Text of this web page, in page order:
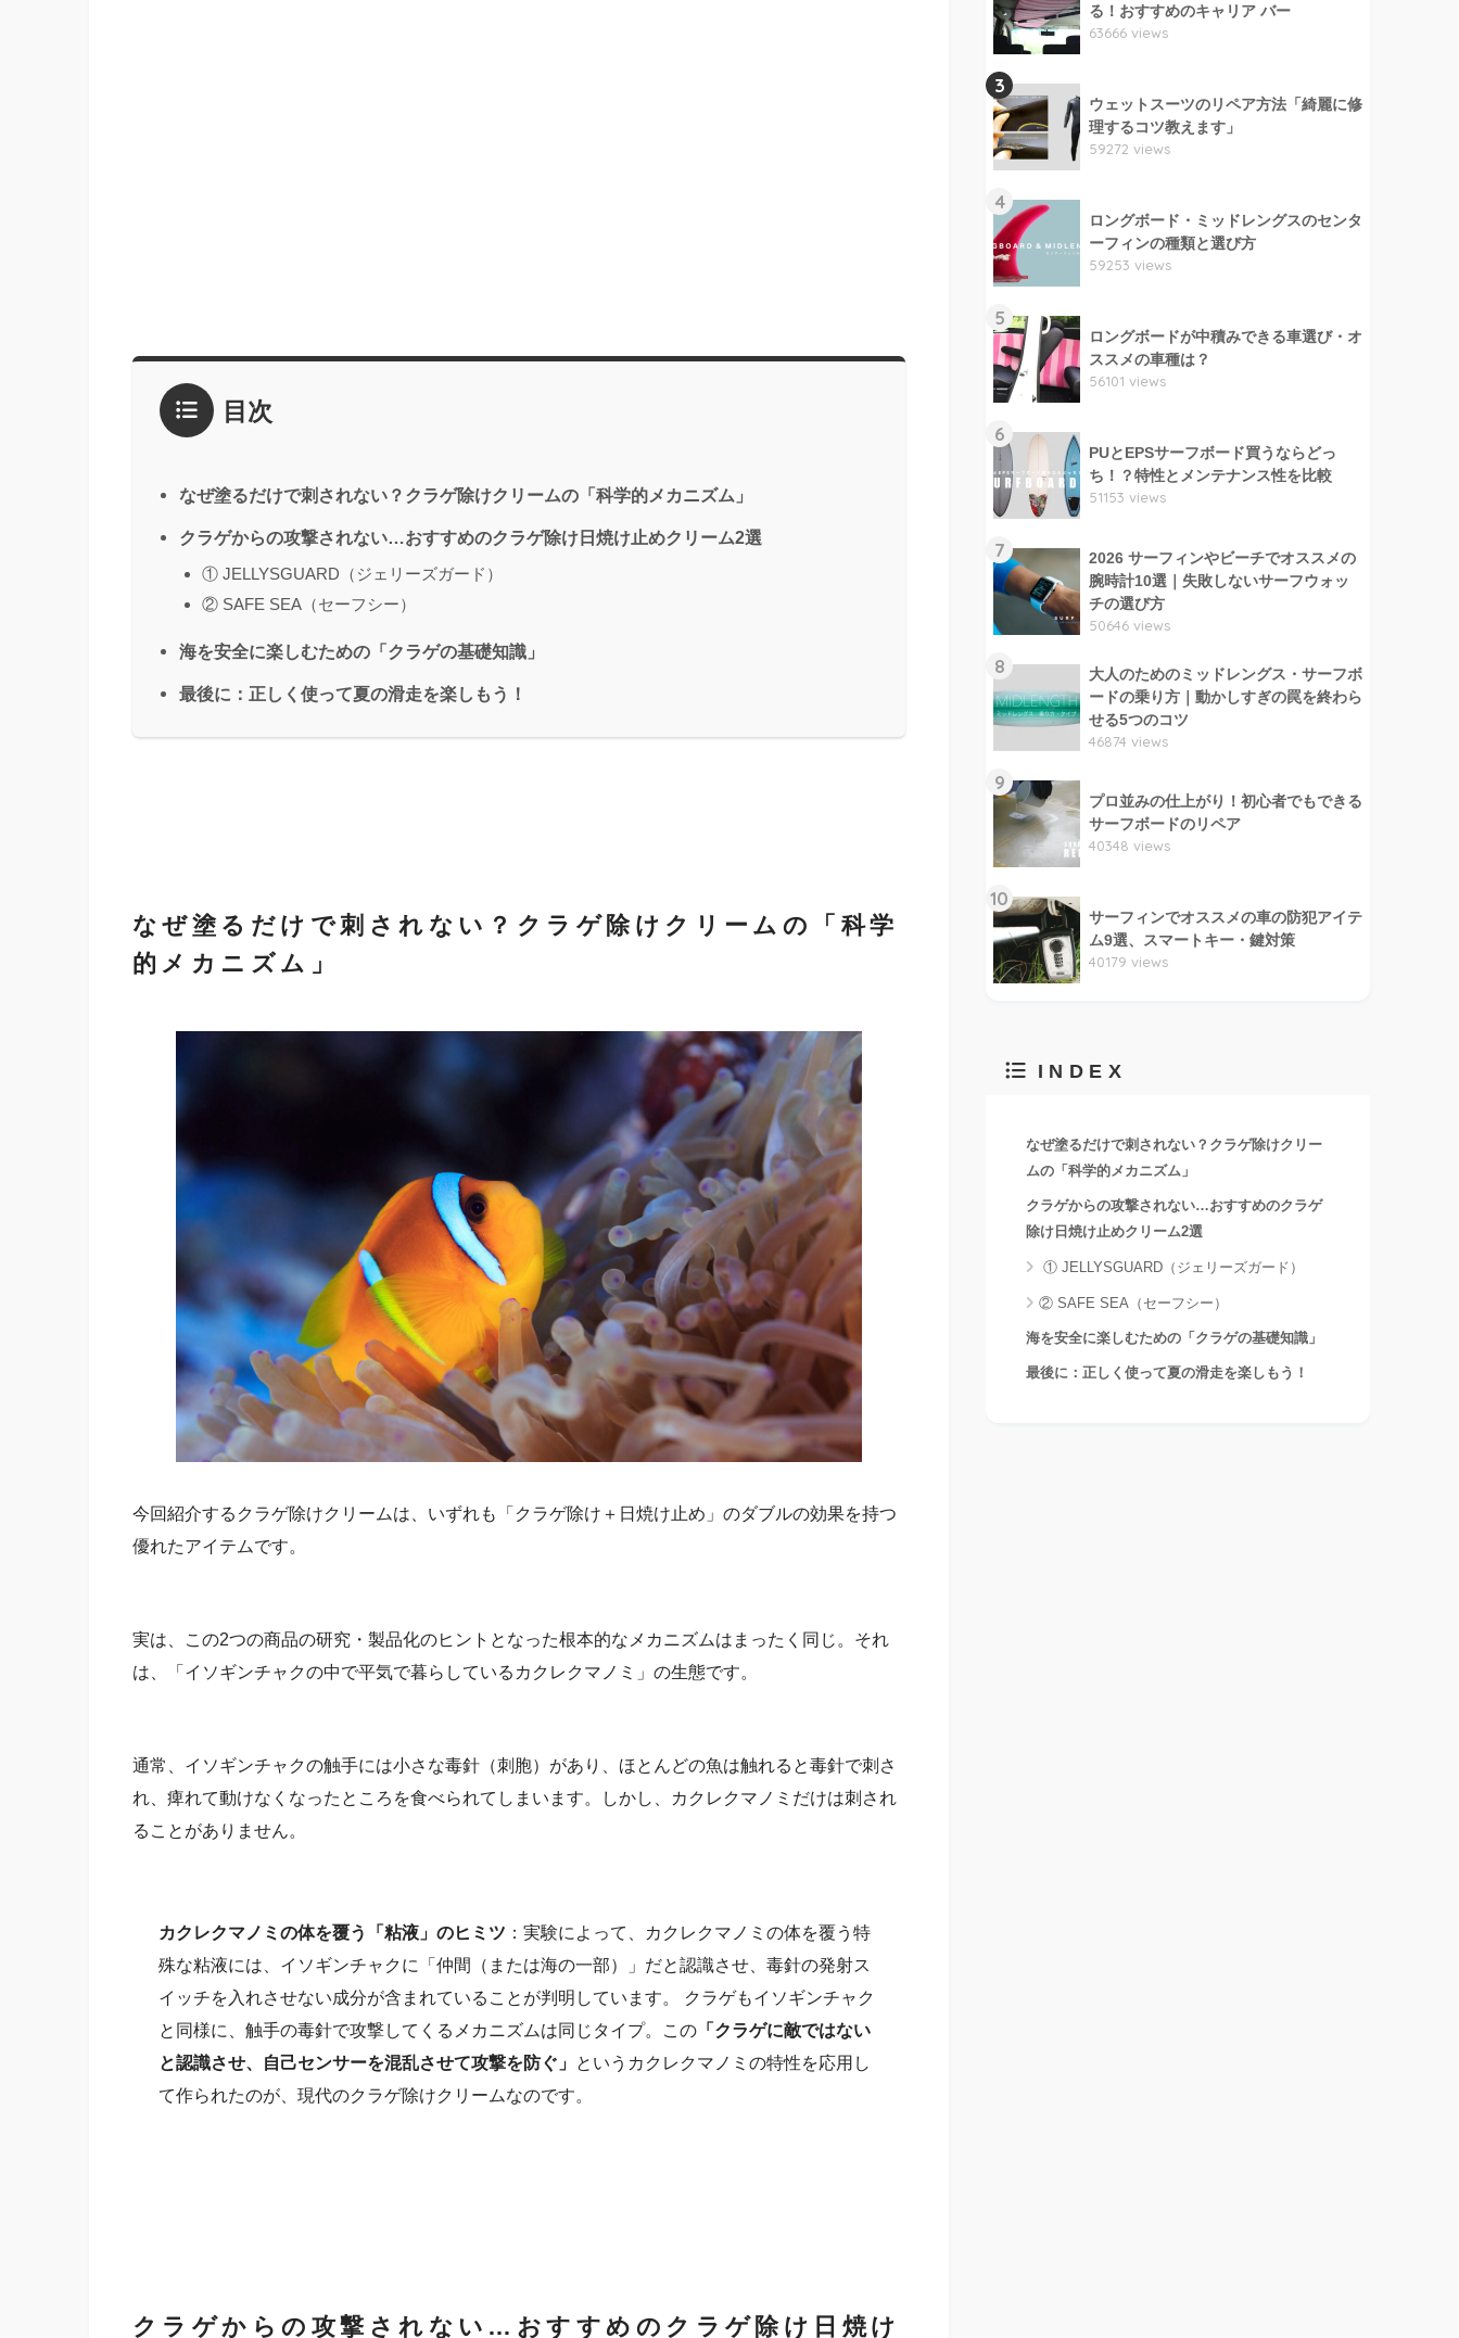
目次
なぜ塗るだけで刺されない？クラゲ除けクリームの「科学的メカニズム」
クラゲからの攻撃されない…おすすめのクラゲ除け日焼け止めクリーム2選
① JELLYSGUARD（ジェリーズガード）
② SAFE SEA（セーフシー）
海を安全に楽しむための「クラゲの基礎知識」
最後に：正しく使って夏の滑走を楽しもう！
なぜ塗るだけで刺されない？クラゲ除けクリームの「科学
的メカニズム」
今回紹介するクラゲ除けクリームは、いずれも「クラゲ除け＋日焼け止め」のダブルの効果を持つ
優れたアイテムです。
実は、この2つの商品の研究・製品化のヒントとなった根本的なメカニズムはまったく同じ。それ
は、「イソギンチャクの中で平気で暮らしているカクレクマノミ」の生態です。
通常、イソギンチャクの触手には小さな毒針（刺胞）があり、ほとんどの魚は触れると毒針で刺さ
れ、痺れて動けなくなったところを食べられてしまいます。しかし、カクレクマノミだけは刺され
ることがありません。
カクレクマノミの体を覆う「粘液」のヒミツ ：実験によって、カクレクマノミの体を覆う特
殊な粘液には、イソギンチャクに「仲間（または海の一部）」だと認識させ、毒針の発射ス
イッチを入れさせない成分が含まれていることが判明しています。 クラゲもイソギンチャク
と同様に、触手の毒針で攻撃してくるメカニズムは同じタイプ。この 「クラゲに敵ではない
と認識させ、自己センサーを混乱させて攻撃を防ぐ」 というカクレクマノミの特性を応用し
て作られたのが、現代のクラゲ除けクリームなのです。
クラゲからの攻撃されない…おすすめのクラゲ除け日焼け
る！おすすめのキャリア バー
63666 views
3
ウェットスーツのリペア方法「綺麗に修
理するコツ教えます」
59272 views
4
ロングボード・ミッドレングスのセンタ
ーフィンの種類と選び方
59253 views
5
ロングボードが中積みできる車選び・オ
ススメの車種は？
56101 views
6
PUとEPSサーフボード買うならどっ
ち！？特性とメンテナンス性を比較
51153 views
7
2026 サーフィンやビーチでオススメの
腕時計10選｜失敗しないサーフウォッ
チの選び方
50646 views
8
大人のためのミッドレングス・サーフボ
ードの乗り方｜動かしすぎの罠を終わら
せる5つのコツ
46874 views
9
プロ並みの仕上がり！初心者でもできる
サーフボードのリペア
40348 views
10
サーフィンでオススメの車の防犯アイテ
ム9選、スマートキー・鍵対策
40179 views
INDEX
なぜ塗るだけで刺されない？クラゲ除けクリー
ムの「科学的メカニズム」
クラゲからの攻撃されない…おすすめのクラゲ
除け日焼け止めクリーム2選
① JELLYSGUARD（ジェリーズガード）
② SAFE SEA（セーフシー）
海を安全に楽しむための「クラゲの基礎知識」
最後に：正しく使って夏の滑走を楽しもう！